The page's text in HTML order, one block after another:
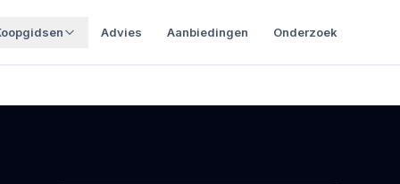
Advies Aanbiedingen Onderzoek